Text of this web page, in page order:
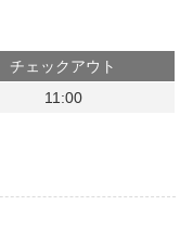
チェックアウト
11:00